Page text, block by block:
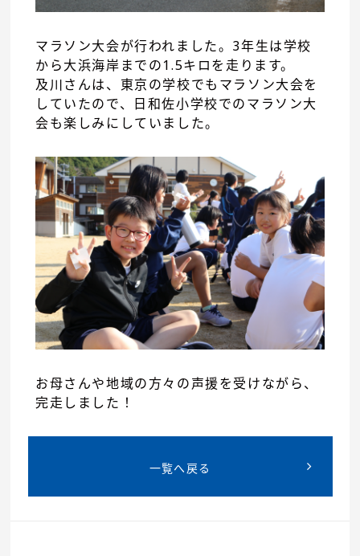
マラソン大会が行われました。3年生は学校
から大浜海岸までの1.5キロを走ります。
及川さんは、東京の学校でもマラソン大会を
していたので、日和佐小学校でのマラソン大
会も楽しみにしていました。
お母さんや地域の方々の声援を受けながら、
完走しました！
一覧へ戻る